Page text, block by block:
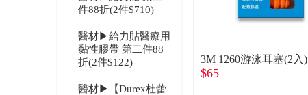
件88折(2件$710)
醫材▶給力貼醫療用
黏性膠帶 第二件88
折(2件$122)
醫材▶【Durex杜蕾
3M 1260游泳耳塞(2入)
$65